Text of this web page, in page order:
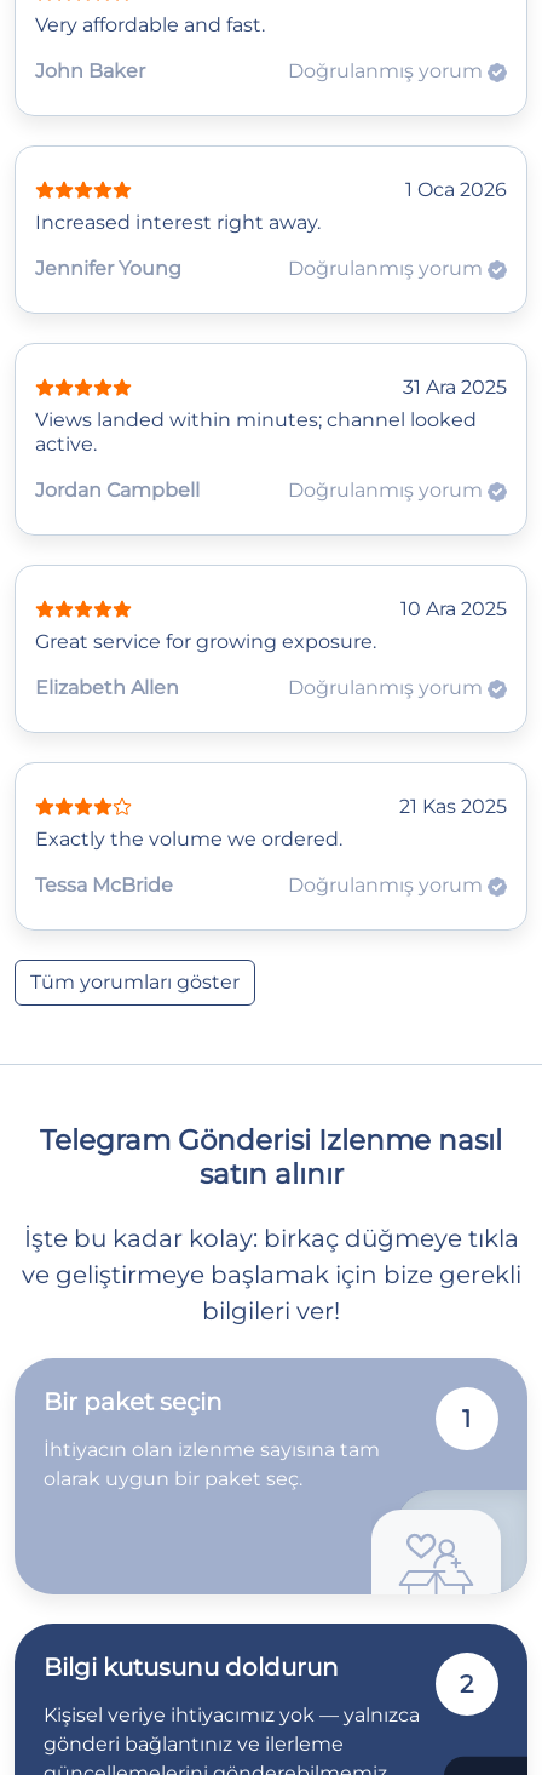
Very affordable and fast.
John Baker
Doğrulanmış yorum
1 Oca 2026
Increased interest right away.
Jennifer Young
Doğrulanmış yorum
31 Ara 2025
Views landed within minutes; channel looked
active.
Jordan Campbell
Doğrulanmış yorum
10 Ara 2025
Great service for growing exposure.
Elizabeth Allen
Doğrulanmış yorum
21 Kas 2025
Exactly the volume we ordered.
Tessa McBride
Doğrulanmış yorum
Tüm yorumları göster
Telegram Gönderisi Izlenme nasıl
satın alınır
İşte bu kadar kolay: birkaç düğmeye tıkla
ve geliştirmeye başlamak için bize gerekli
bilgileri ver!
Bir paket seçin
İhtiyacın olan izlenme sayısına tam
olarak uygun bir paket seç.
1
Bilgi kutusunu doldurun
Kişisel veriye ihtiyacımız yok — yalnızca
gönderi bağlantınız ve ilerleme
2